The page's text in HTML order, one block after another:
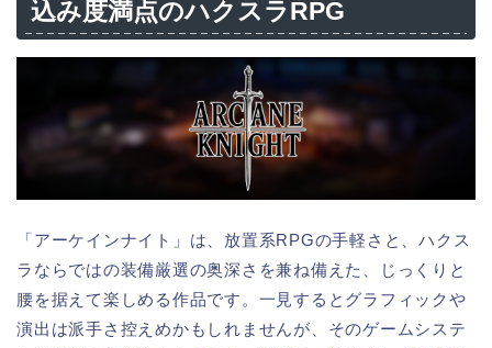
込み度満点のハクスラRPG
「アーケインナイト」は、放置系RPGの手軽さと、ハクス
ラならではの装備厳選の奥深さを兼ね備えた、じっくりと
腰を据えて楽しめる作品です。一見するとグラフィックや
演出は派手さ控えめかもしれませんが、そのゲームシステ